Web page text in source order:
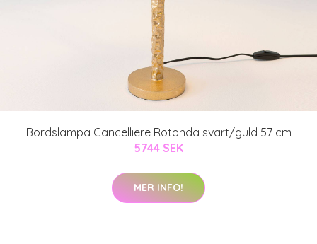
Bordslampa Cancelliere Rotonda svart/guld 57 cm
5744 SEK
MER INFO!